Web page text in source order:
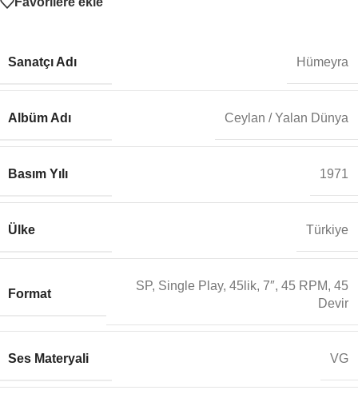
Sanatçı Adı Hümeyra
Albüm Adı Ceylan / Yalan Dünya
Basım Yılı 1971
Ülke Türkiye
Format
SP, Single Play, 45lik, 7″, 45 RPM, 45
Devir
Ses Materyali VG